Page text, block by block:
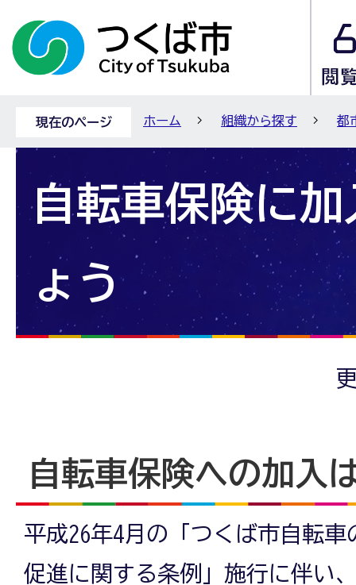
現在のページ ホーム 組織から探す 都
自転車保険に加
ょう
自転車保険への加入
平成26年4月の「つくば市自転
促進に関する条例」施行に伴い